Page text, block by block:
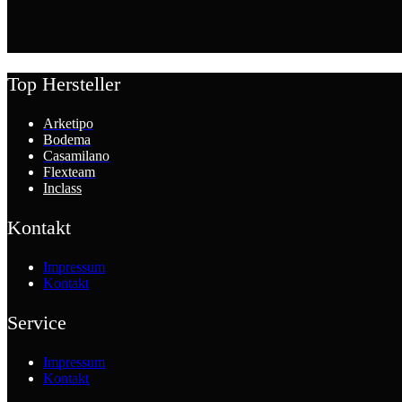
Top Hersteller
Arketipo
Bodema
Casamilano
Flexteam
Inclass
Kontakt
Impressum
Kontakt
Service
Impressum
Kontakt